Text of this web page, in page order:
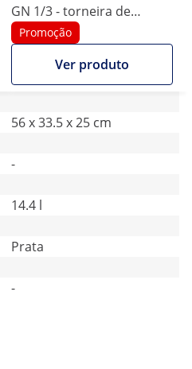
GN 1/3 - torneira de
drenagem
Promoção
Ver produto
56 x 33.5 x 25 cm
-
14.4 l
Prata
-